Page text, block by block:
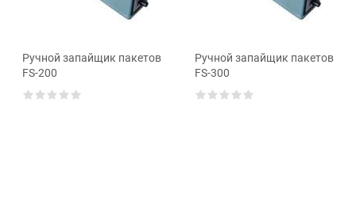
Ручной запайщик пакетов
FS-200
Ручной запайщик пакетов
FS-300